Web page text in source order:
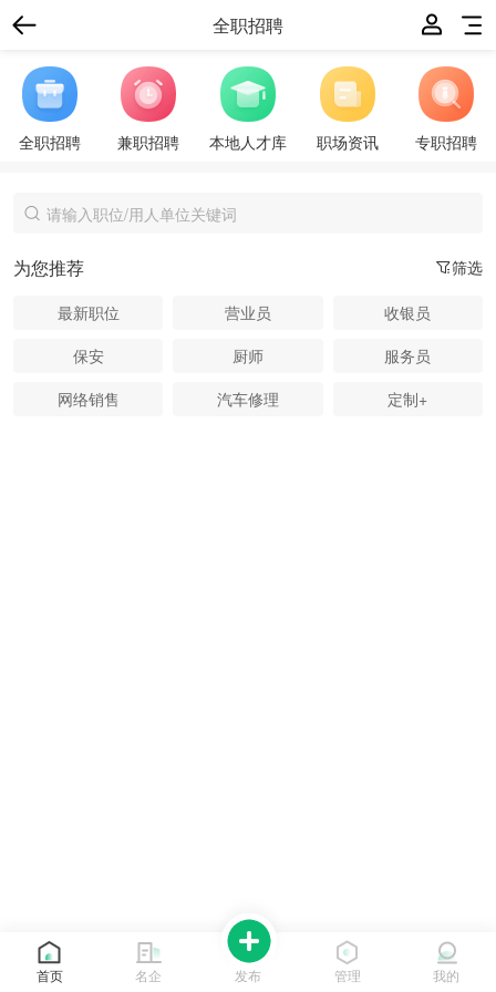
全职招聘
全职招聘 兼职招聘 本地人才库 职场资讯 专职招聘
筛选
为您推荐
最新职位 营业员
收银员
保安
厨师
服务员
网络销售
汽车修理 定制+
首页 名企 发布 管理 我的